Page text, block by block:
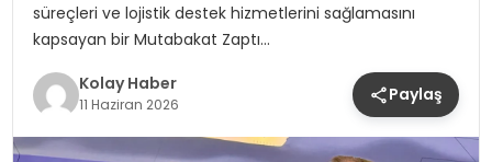
süreçleri ve lojistik destek hizmetlerini sağlamasını
kapsayan bir Mutabakat Zaptı…
Kolay Haber
11 Haziran 2026 Paylaş